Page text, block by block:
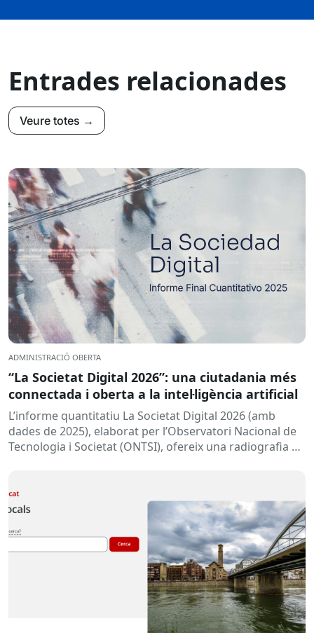
Entrades relacionades
Veure totes →
ADMINISTRACIÓ OBERTA
“La Societat Digital 2026”: una ciutadania més
connectada i oberta a la intel·ligència artificial
L’informe quantitatiu La Societat Digital 2026 (amb
dades de 2025), elaborat per l’Observatori Nacional de
Tecnologia i Societat (ONTSI), ofereix una radiografia de